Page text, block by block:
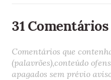
31 Comentários
Comentários que
(palavrões),conteúdo
apagados sem prévio